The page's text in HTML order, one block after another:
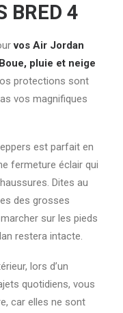
BRED 4
vos Air Jordan
Boue, pluie et neige
protections sont
vos magnifiques
est parfait en
fermeture éclair qui
Dites au
des grosses
sur les pieds
restera intacte.
lors d’un
quotidiens, vous
car elles ne sont